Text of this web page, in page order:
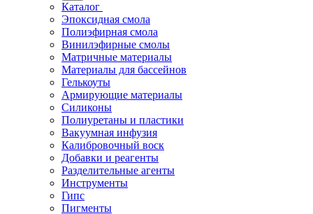
Каталог
Эпоксидная смола
Полиэфирная смола
Винилэфирные смолы
Матричные материалы
Материалы для бассейнов
Гелькоуты
Армирующие материалы
Силиконы
Полиуретаны и пластики
Вакуумная инфузия
Калибровочный воск
Добавки и реагенты
Разделительные агенты
Инструменты
Гипс
Пигменты